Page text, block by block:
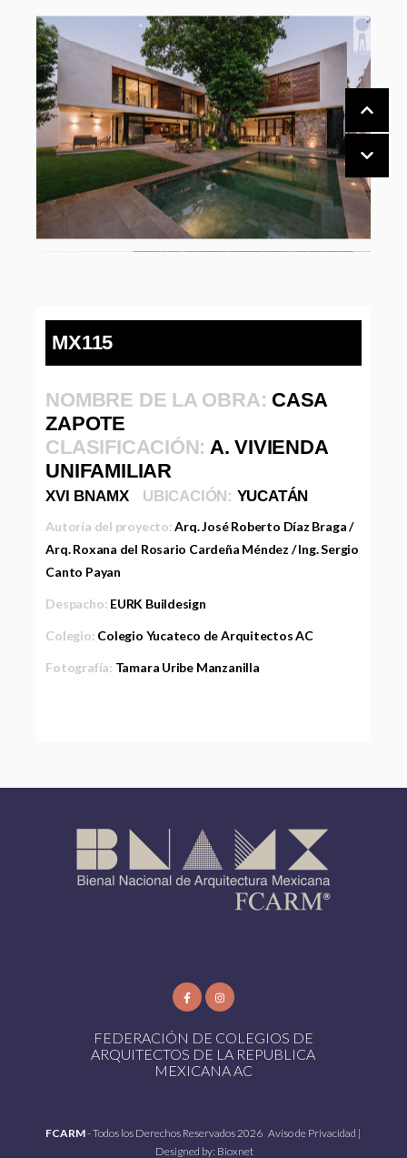
MX115
NOMBRE DE LA OBRA: CASA
ZAPOTE
CLASIFICACIÓN: A. VIVIENDA
UNIFAMILIAR
XVI BNAMX UBICACIÓN: YUCATÁN
Autoría del proyecto:Arq. José Roberto Díaz Braga /
Arq. Roxana del Rosario Cardeña Méndez / Ing. Sergio
Canto Payan
Despacho: EURK Buildesign
Colegio: Colegio Yucateco de Arquitectos AC
Fotografía: Tamara Uribe Manzanilla
FEDERACIÓN DE COLEGIOS DE
ARQUITECTOS DE LA REPUBLICA
MEXICANA AC
FCARM- Todos los Derechos Reservados 2026Aviso de Privacidad |
Designed by: Bioxnet